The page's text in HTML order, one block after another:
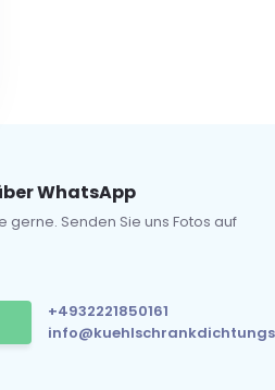
WhatsApp
gerne. Senden Sie uns Fotos auf
+4932221850161